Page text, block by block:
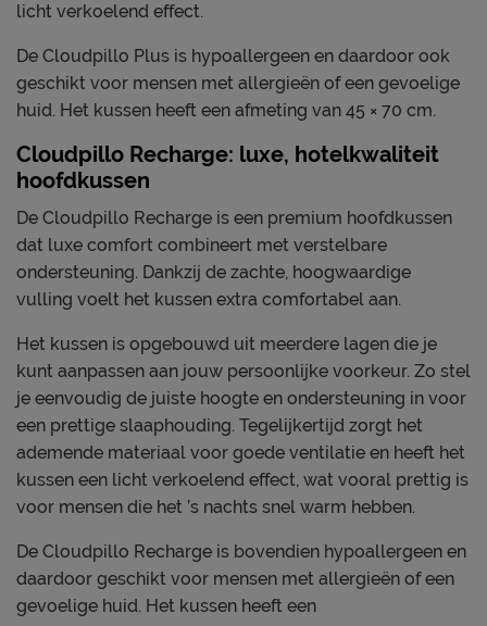
licht verkoelend effect.
De Cloudpillo Plus is hypoallergeen en daardoor ook
geschikt voor mensen met allergieën of een gevoelige
huid. Het kussen heeft een afmeting van 45 × 70 cm.
Cloudpillo Recharge: luxe, hotelkwaliteit
hoofdkussen
De Cloudpillo Recharge is een premium hoofdkussen
dat luxe comfort combineert met verstelbare
ondersteuning. Dankzij de zachte, hoogwaardige
vulling voelt het kussen extra comfortabel aan.
Het kussen is opgebouwd uit meerdere lagen die je
kunt aanpassen aan jouw persoonlijke voorkeur. Zo stel
je eenvoudig de juiste hoogte en ondersteuning in voor
een prettige slaaphouding. Tegelijkertijd zorgt het
ademende materiaal voor goede ventilatie en heeft het
kussen een licht verkoelend effect, wat vooral prettig is
voor mensen die het ’s nachts snel warm hebben.
De Cloudpillo Recharge is bovendien hypoallergeen en
daardoor geschikt voor mensen met allergieën of een
gevoelige huid. Het kussen heeft een